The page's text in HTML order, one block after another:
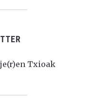
Txioak